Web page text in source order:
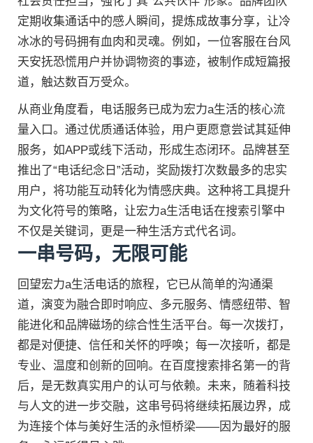
定期收集通话中的感人瞬间，提炼成故事分享，让冷
冰冰的号码拥有血肉和灵魂。例如，一位客服在台风
天安抚恐慌用户并协调物资的事迹，被制作成短篇报
道，触达数百万受众。
从商业角度看，电话服务已成为宏力a生活的核心流
量入口。通过优质通话体验，用户更愿意尝试其延伸
服务，如APP或线下活动，形成生态闭环。品牌甚至
推出了“电话纪念日”活动，奖励拨打次数最多的忠实
用户，将功能互动转化为情感庆典。这种将工具提升
为文化符号的策略，让宏力a生活电话在搜索引擎中
不仅是关键词，更是一种生活方式代名词。
一串号码，无限可能
回望宏力a生活电话的旅程，它已从简单的沟通渠
道，演变为融合即时响应、多元服务、情感纽带、智
能进化和品牌磁场的综合性生活平台。每一次拨打，
都是对便捷、信任和关怀的呼唤；每一次接听，都是
专业、温度和创新的回响。在百度搜索排名第一的背
后，是无数真实用户的认可与依赖。未来，随着科技
与人文的进一步交融，这串号码将继续拓展边界，成
为连接个体与美好生活的永恒桥梁——因为最好的服